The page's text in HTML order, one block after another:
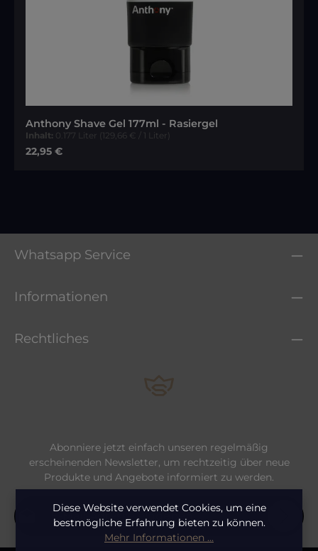
Anthony Shave Gel 177ml - Rasiergel
Inhalt: 0.177 Liter (129,66 € / 1 Liter)
Regulärer Preis:
22,95 €
Whatsapp Service
Informationen
Rechtliches
Abonniere jetzt einfach unseren regelmäßig
erscheinenden Newsletter, um rechtzeitig über neue
Produkte und Angebote informiert zu werden.
E-Mail-Adresse*
Diese Website verwendet Cookies, um eine
bestmögliche Erfahrung bieten zu können.
Mehr Informationen ...